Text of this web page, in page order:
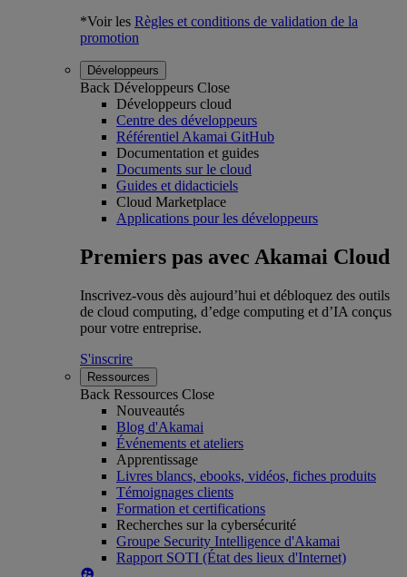
*Voir les Règles et conditions de validation de la
promotion
Développeurs
Back Développeurs Close
Développeurs cloud
Centre des développeurs
Référentiel Akamai GitHub
Documentation et guides
Documents sur le cloud
Guides et didacticiels
Cloud Marketplace
Applications pour les développeurs
Premiers pas avec Akamai Cloud
Inscrivez-vous dès aujourd’hui et débloquez des outils
de cloud computing, d’edge computing et d’IA conçus
pour votre entreprise.
S'inscrire
Ressources
Back Ressources Close
Nouveautés
Blog d'Akamai
Événements et ateliers
Apprentissage
Livres blancs, ebooks, vidéos, fiches produits
Témoignages clients
Formation et certifications
Recherches sur la cybersécurité
Groupe Security Intelligence d'Akamai
Rapport SOTI (État des lieux d'Internet)